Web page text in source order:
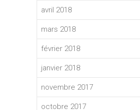
avril 2018
mars 2018
février 2018
janvier 2018
novembre 2017
octobre 2017